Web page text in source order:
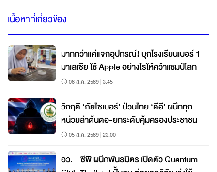
เนื้อหาที่เกี่ยวข้อง
มากกว่าแค่แจกอุปกรณ์! บุกโรงเรียนเบอร์ 1
มาเลเซีย ใช้ Apple อย่างไรให้คว้าแชมป์โลก
06 ส.ค. 2569 | 3:45
วิกฤติ ‘ภัยไซเบอร์’ ป่วนไทย ‘ดีอี’ ผนึกทุก
หน่วยล่าต้นตอ-ยกระดับคุ้มครองประชาชน
05 ส.ค. 2569 | 23:00
อว. - ซีพี ผนึกพันธมิตร เปิดตัว Quantum